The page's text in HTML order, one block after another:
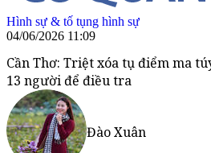
Hình sự & tố tụng hình sự
04/06/2026 11:09
Cần Thơ: Triệt xóa tụ điểm ma
13 người để điều tra
Đào Xuân